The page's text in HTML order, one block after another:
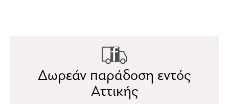
Δωρεάν παράδοση εντός
Αττικής